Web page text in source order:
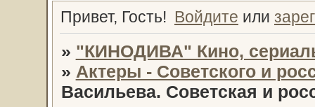
Привет, Гость! Войдите или
» "КИНОДИВА" Кино,
» Актеры - Советского и
Васильева. Советская и